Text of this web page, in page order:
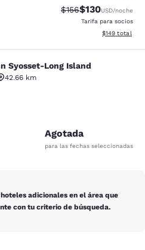
Tarifa tachada:
$156Tarifa reducida:
$130USD/noche
Tarifa para socios
Ver detalles
$149 total
Long Island
Syosset-Long Island
42.66 km
4.11 estrellas. Muy bueno. 1586 reseñas
Agotada
para las fechas seleccionadas
adicionales en el área que
con tu criterio de búsqueda.